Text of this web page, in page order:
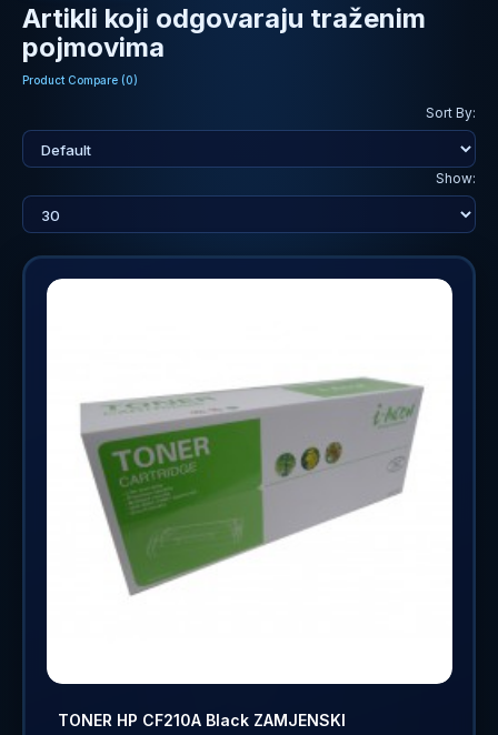
Artikli koji odgovaraju traženim
pojmovima
Product Compare (0)
Sort By:
Show:
TONER HP CF210A Black ZAMJENSKI